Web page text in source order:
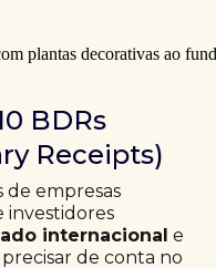
BDRs
Receipts)
de empresas
investidores
internacional e
de conta no